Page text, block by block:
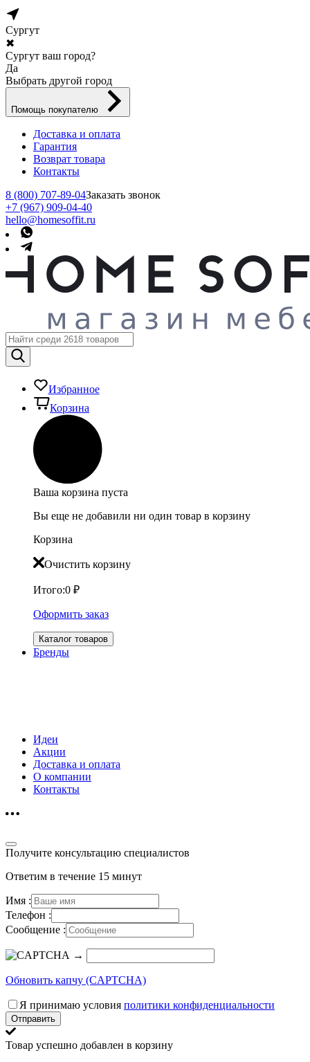
Сургут
✖
Сургут ваш город?
Да
Выбрать другой город
Помощь покупателю
Доставка и оплата
Гарантия
Возврат товара
Контакты
8 (800) 707-89-04Заказать звонок
+7 (967) 909-04-40
hello@homesoffit.ru
Избранное
Корзина
Ваша корзина пуста
Вы еще не добавили ни один товар в корзину
Корзина
Очистить корзину
Итого:0 ₽
Оформить заказ
Каталог товаров
Бренды
Идеи
Акции
Доставка и оплата
О компании
Контакты
Получите консультацию специалистов
Ответим в течение 15 минут
Имя :
Телефон :
Сообщение :
→
Обновить капчу (CAPTCHA)
Я принимаю условия политики конфиденциальности
Отправить
Товар успешно добавлен в корзину